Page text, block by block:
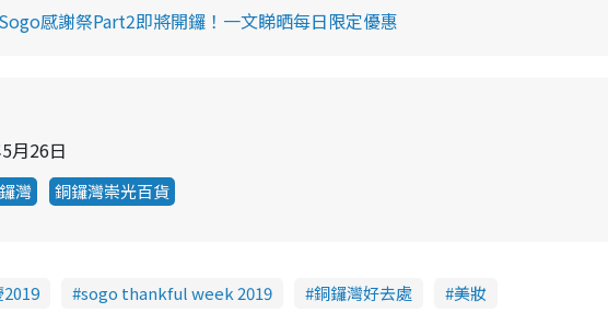
感謝祭Part2即將開鑼！一文睇晒每日限定優惠
月26日
灣 銅鑼灣崇光百貨
sogo thankful week 2019 銅鑼灣好去處 美妝